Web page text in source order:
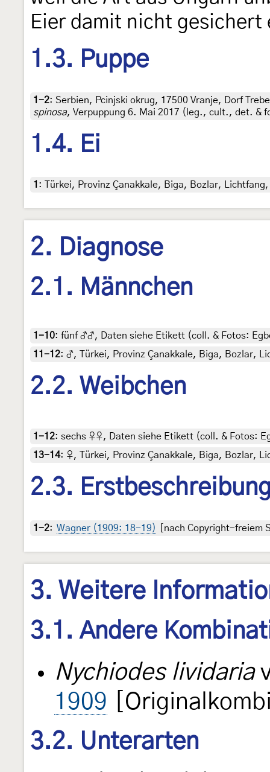
Eier damit nicht
1.3. Puppe
1-2: Serbien, Pcinjski okrug, 17500 Vranje, Dorf
spinosa, Verpuppung 6. Mai 2017 (leg., cult., det. &
1.4. Ei
1 : Türkei, Provinz Çanakkale, Biga, Bozlar,
2. Diagnose
2.1. Männchen
1-10: fünf ♂♂, Daten siehe Etikett (coll. & Fotos:
11-12: ♂, Türkei, Provinz Çanakkale, Biga, Bozlar,
2.2. Weibchen
1-12: sechs ♀♀, Daten siehe Etikett (coll. & Fotos:
13-14: ♀, Türkei, Provinz Çanakkale, Biga, Bozlar,
2.3.
1-2: Wagner (1909: 18-19) [nach Copyright-freiem
3. Weitere
3.1. Andere
Nychiodes lividaria
1909
3.2. Unterarten